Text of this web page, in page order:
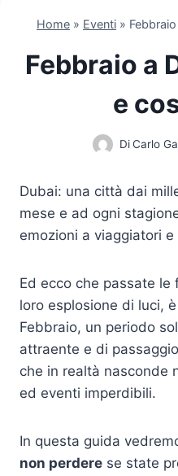
Home » Eventi »
Febbraio a
e
DiCarlo
Dubai: una città dai
mese e ad ogni
emozioni a viaggiatori
Ed ecco che passate
loro esplosione di luci,
Febbraio, un periodo
attraente e di
che in realtà nasconde
ed eventi imperdibili.
In questa guida
non perdere se state